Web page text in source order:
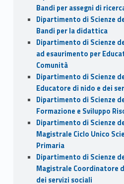
Bandi per assegni di
Dipartimento di Scienze
Bandi per la didattica
Dipartimento di Scienze
ad esaurimento per
Comunità
Dipartimento di Scienze
Educatore di nido e dei
Dipartimento di Scienze
Formazione e Sviluppo
Dipartimento di Scienze
Magistrale Ciclo Unico
Primaria
Dipartimento di Scienze
Magistrale Coordinatore
dei servizi sociali